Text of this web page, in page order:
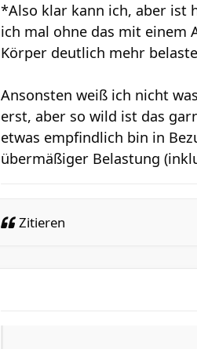
*Also klar kann ich, aber ist
ich mal ohne das mit einem
Körper deutlich mehr
Ansonsten weiß ich nicht
erst, aber so wild ist das
etwas empfindlich bin in
übermäßiger Belastung
Zitieren